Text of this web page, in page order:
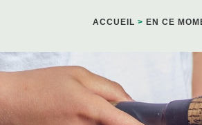
ACCUEIL > EN CE